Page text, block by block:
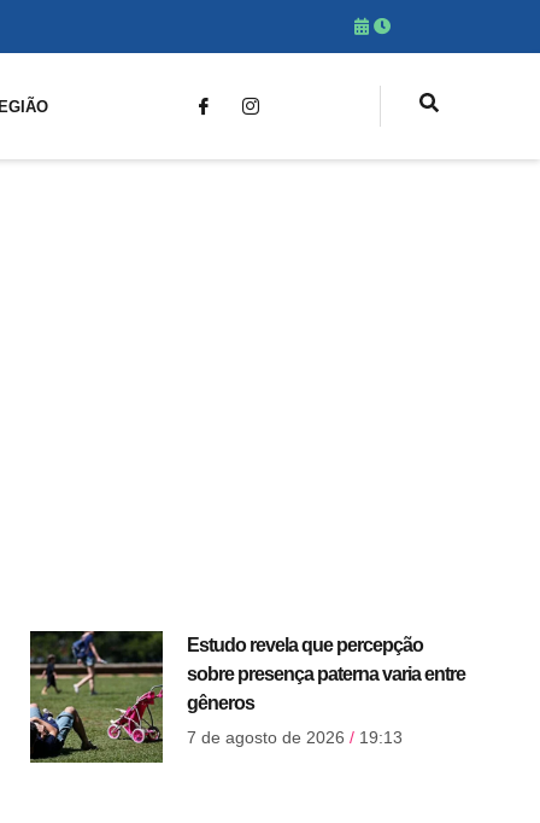
Estudo revela que percepção
sobre presença paterna varia entre
gêneros
7 de agosto de 2026 19:13